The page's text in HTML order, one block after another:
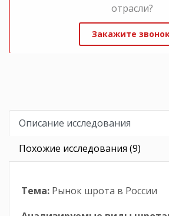
отрасли?
Закажите
Описание исследования
Похожие исследования (9)
Тема: Рынок шрота в России